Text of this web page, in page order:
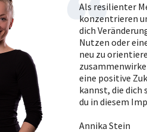
Als resilienter
konzentrieren
dich
Nutzen oder
neu zu
eine positive
kannst, die
du in diesem
Annika Stein